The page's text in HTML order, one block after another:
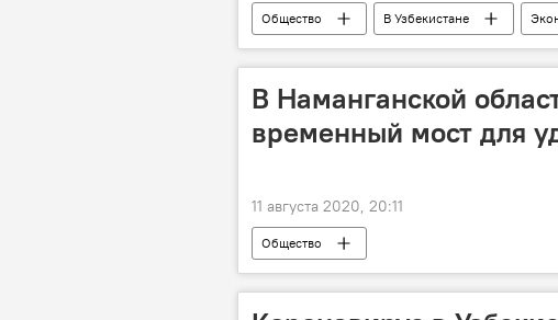
Общество В Узбекистане
Узбекистан
деньги
В Наманганской
временный мост для
11 августа 2020, 20:11
Общество